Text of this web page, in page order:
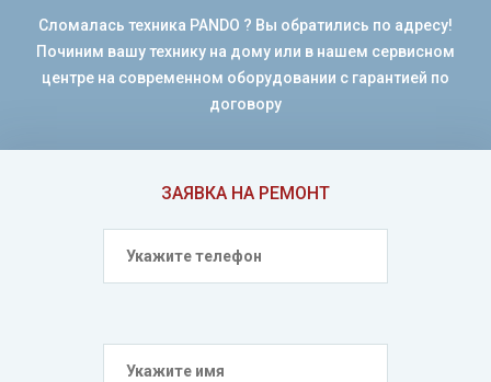
ЗАЯВКА НА РЕМОНТ
Сломалась техника PANDO ? Вы обратились по адресу!
Починим вашу технику на дому или в нашем сервисном
центре на современном оборудовании с гарантией по
договору